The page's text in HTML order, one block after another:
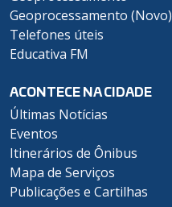
Geoprocessamento (Novo)
Telefones úteis
Educativa FM
ACONTECE NA CIDADE
Últimas Notícias
Eventos
Itinerários de Ônibus
Mapa de Serviços
Publicações e Cartilhas